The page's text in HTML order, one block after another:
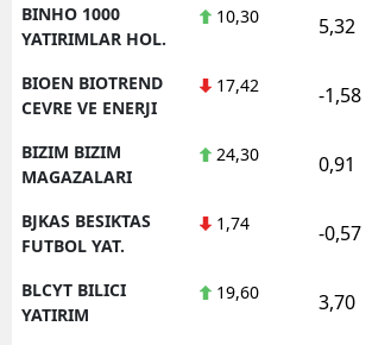
BINHO 1000
YATIRIMLAR HOL.
10,30 5,32
BIOEN BIOTREND
CEVRE VE ENERJI
17,42 -1,58
BIZIM BIZIM
MAGAZALARI
24,30 0,91
BJKAS BESIKTAS
FUTBOL YAT.
1,74 -0,57
BLCYT BILICI
YATIRIM
19,60 3,70